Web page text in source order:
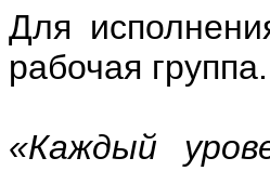
Для
рабочая группа.
«Каждый